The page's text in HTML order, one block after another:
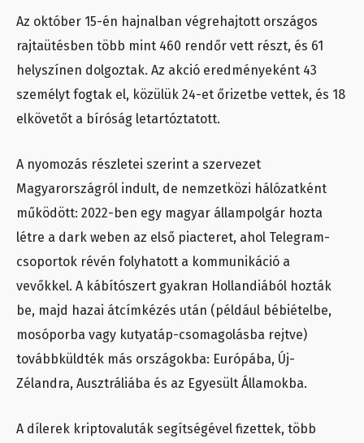
Az október 15-én hajnalban végrehajtott országos
rajtaütésben több mint 460 rendőr vett részt, és 61
helyszínen dolgoztak. Az akció eredményeként 43
személyt fogtak el, közülük 24-et őrizetbe vettek, és 18
elkövetőt a bíróság letartóztatott.
A nyomozás részletei szerint a szervezet
Magyarországról indult, de nemzetközi hálózatként
működött: 2022-ben egy magyar állampolgár hozta
létre a dark weben az első piacteret, ahol Telegram-
csoportok révén folyhatott a kommunikáció a
vevőkkel. A kábítószert gyakran Hollandiából hozták
be, majd hazai átcímkézés után (például bébiételbe,
mosóporba vagy kutyatáp-csomagolásba rejtve)
továbbküldték más országokba: Európába, Új-
Zélandra, Ausztráliába és az Egyesült Államokba.
A dílerek kriptovaluták segítségével fizettek, több